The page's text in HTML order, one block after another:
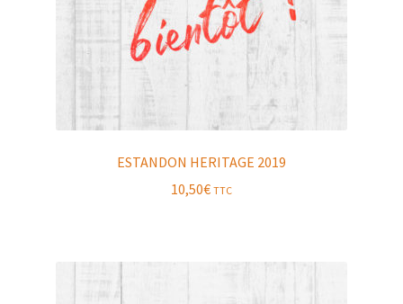
ESTANDON HERITAGE 2019
10,50€ TTC